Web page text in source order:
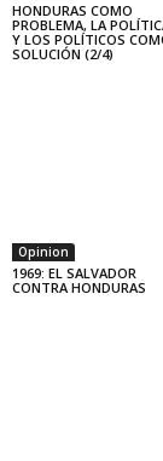
HONDURAS COMO
PROBLEMA, LA
Y LOS POLÍTICOS
SOLUCIÓN (2/4)
Opinion
1969: EL SALVADOR
CONTRA HONDURAS